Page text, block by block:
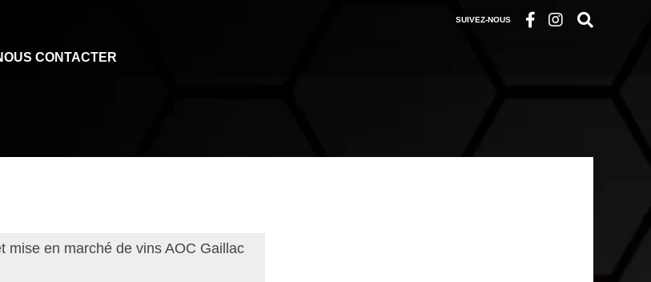
SUIVEZ-NOUS
CONTACTER
mise en marché de vins AOC Gaillac